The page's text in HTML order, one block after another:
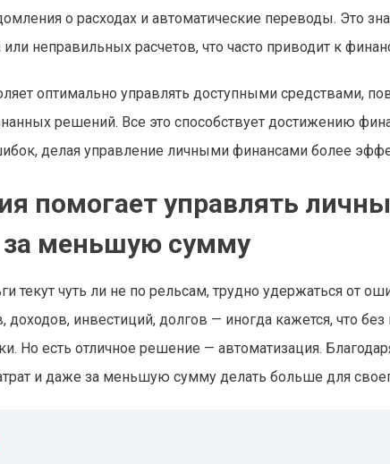
о расходах и автоматические переводы. Это
или неправильных расчетов, что часто приводит к
оптимально управлять доступными средствами,
решений. Все это способствует достижению
делая управление личными финансами более
помогает управлять
за меньшую сумму
текут чуть ли не по рельсам, трудно удержаться от
доходов, инвестиций, долгов — иногда кажется, что
Но есть отличное решение — автоматизация.
и даже за меньшую сумму делать больше для